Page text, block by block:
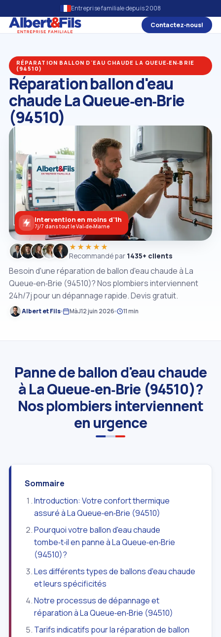
Entreprise familiale depuis 2008
Contactez‑nous!
RÉPARATION BALLON D'EAU CHAUDE LA QUEUE‑EN‑BRIE
(94510)
Réparation ballon d'eau
chaude La Queue‑en‑Brie
(94510)
Besoin d'une réparation de ballon d'eau chaude à La
Queue‑en‑Brie (94510)? Nos plombiers interviennent
24h/7j pour un dépannage rapide. Devis gratuit.
Albert et Fils MàJ12 juin 2026 11 min
★★★★★
Recommandé par 1435+ clients
Intervention en moins d'1h
7j/7 dans tout le Val‑de‑Marne
Panne de ballon d'eau chaude
à La Queue‑en‑Brie (94510)?
Nos plombiers interviennent
en urgence
Sommaire
Introduction: Votre confort thermique
assuré à La Queue‑en‑Brie (94510)
Pourquoi votre ballon d'eau chaude
tombe‑t‑il en panne à La Queue‑en‑Brie
(94510)?
Les différents types de ballons d'eau chaude
et leurs spécificités
Notre processus de dépannage et
réparation à La Queue‑en‑Brie (94510)
Tarifs indicatifs pour la réparation de ballon